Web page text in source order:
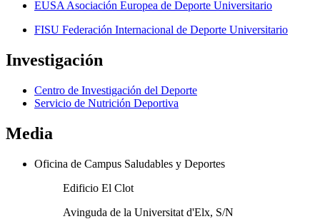
EUSA Asociación Europea de Deporte Universitario
FISU Federación Internacional de Deporte Universitario
Investigación
Centro de Investigación del Deporte
Servicio de Nutrición Deportiva
Media
Oficina de Campus Saludables y Deportes
Edificio El Clot
Avinguda de la Universitat d'Elx, S/N